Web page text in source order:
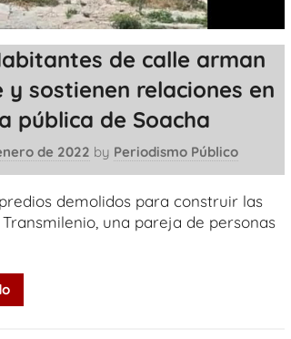
de calle arman
y sostienen relaciones en
pública de Soacha
de 2022 by Periodismo Público
demolidos para construir las
una pareja de personas